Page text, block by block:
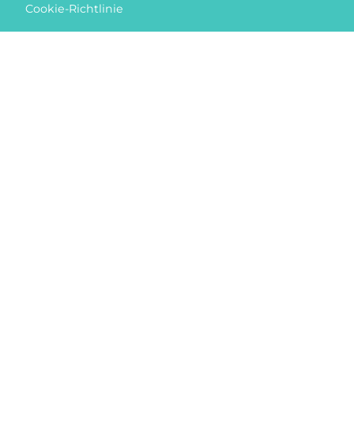
Cookie-Richtlinie